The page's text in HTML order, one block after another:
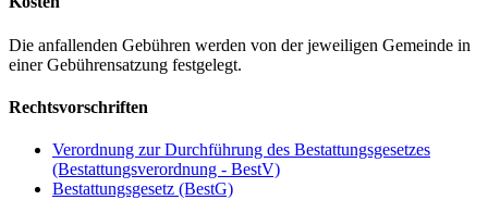
Die anfallenden Gebühren werden von der jeweiligen Gemeinde in
einer Gebührensatzung festgelegt.
Rechtsvorschriften
Verordnung zur Durchführung des Bestattungsgesetzes
(Bestattungsverordnung - BestV)
Bestattungsgesetz (BestG)